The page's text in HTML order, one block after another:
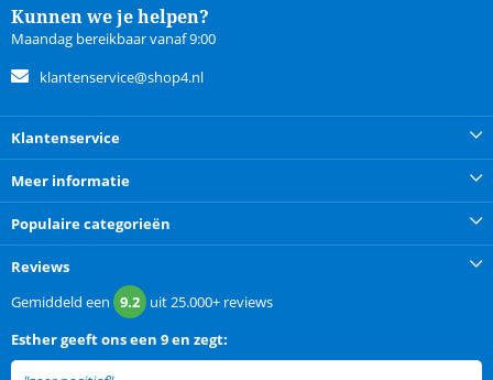
Kunnen we je helpen?
Maandag bereikbaar vanaf 9:00
klantenservice@shop4.nl
Klantenservice
Meer informatie
Populaire categorieën
Reviews
Gemiddeld een 9.2 uit25.000+ reviews
Esthergeeft ons een 9 en zegt: